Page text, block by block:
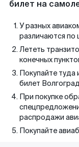
билет на
У разных
различаются по
Лететь
конечных
Покупайте туда
билет
При покупке
распродажи
Покупайте